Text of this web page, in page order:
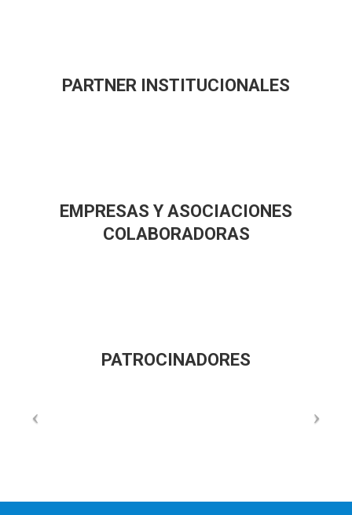
PARTNER INSTITUCIONALES
EMPRESAS Y ASOCIACIONES
COLABORADORAS
PATROCINADORES